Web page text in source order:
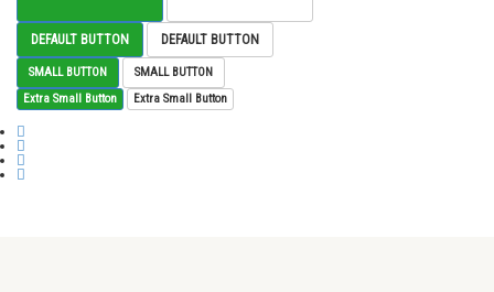
DEFAULT BUTTON DEFAULT BUTTON
SMALL BUTTON
SMALL BUTTON
Extra Small Button
Extra Small Button